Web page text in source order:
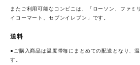
またご利用可能なコンビニは、「ローソン、ファミ
イコーマート、セブンイレブン」です。
送料
●ご購入商品は温度帯毎にまとめての配送となり、
す。